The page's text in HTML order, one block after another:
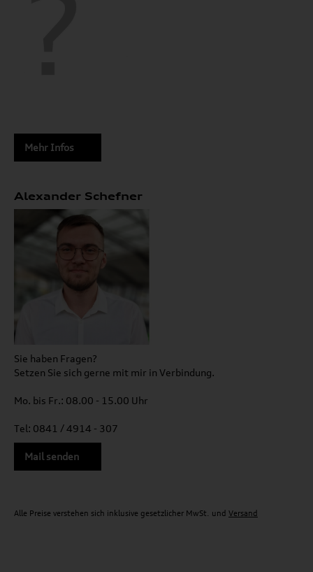
Mehr Infos
Alexander Schefner
Sie haben Fragen?
Setzen Sie sich gerne mit mir in Verbindung.
Mo. bis Fr.: 08.00 - 15.00 Uhr
Tel: 0841 / 4914 - 307
Mail senden
Alle Preise verstehen sich inklusive gesetzlicher MwSt. und Versand